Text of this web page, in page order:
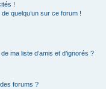
!
quelqu’un sur ce forum !
ma liste d’amis et d’ignorés ?
forums ?